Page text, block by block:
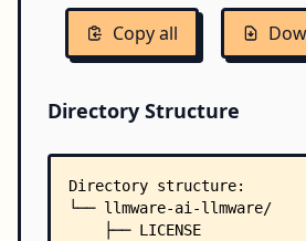
Copy all
Directory Structure
Directory structure:
└── llmware-ai-llmware/
    ├── LICENSE